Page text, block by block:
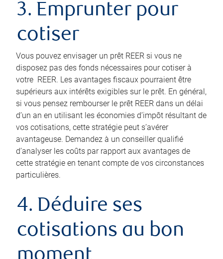
3. Emprunter pour
cotiser
Vous pouvez envisager un prêt REER si vous ne
disposez pas des fonds nécessaires pour cotiser à
votre REER. Les avantages fiscaux pourraient être
supérieurs aux intérêts exigibles sur le prêt. En général,
si vous pensez rembourser le prêt REER dans un délai
d’un an en utilisant les économies d’impôt résultant de
vos cotisations, cette stratégie peut s’avérer
avantageuse. Demandez à un conseiller qualifié
d’analyser les coûts par rapport aux avantages de
cette stratégie en tenant compte de vos circonstances
particulières.
4. Déduire ses
cotisations au bon